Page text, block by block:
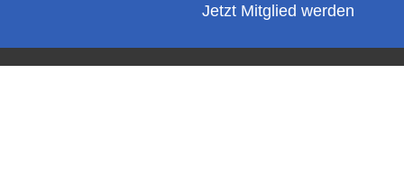
Jetzt Mitglied werden